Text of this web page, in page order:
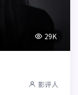
29K
影评人